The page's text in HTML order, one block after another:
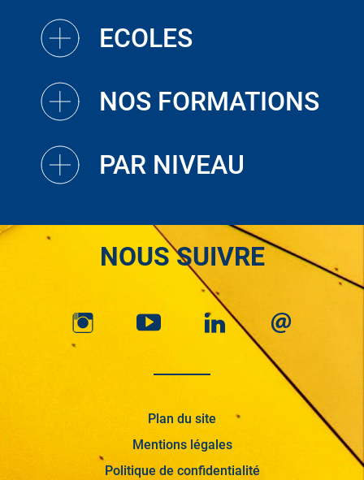
ECOLES
NOS FORMATIONS
PAR NIVEAU
NOUS SUIVRE
Plan du site
Mentions légales
Politique de confidentialité